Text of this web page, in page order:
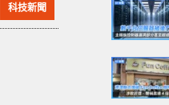
段首次
對多個
科技新聞